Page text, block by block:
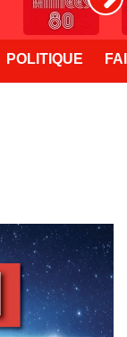
POLITIQUE